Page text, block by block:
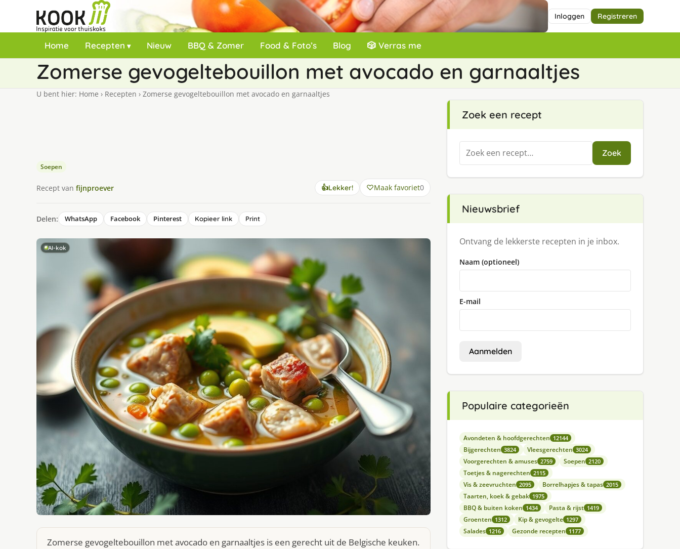
Inloggen Registreren
Home Recepten Nieuw BBQ & Zomer Food & Foto’s Blog 🎲 Verras me
Zomerse gevogeltebouillon met avocado en garnaaltjes
U bent hier: Home › Recepten › Zomerse gevogeltebouillon met avocado en garnaaltjes
Soepen
Recept van fijnproever 👍Lekker! Maak favoriet0
Delen: WhatsApp Facebook Pinterest Kopieer link Print
AI-kok
Zomerse gevogeltebouillon met avocado en garnaaltjes is een gerecht uit de Belgische keuken.
Zoek een recept
Zoeken
naar:
Zoek
Nieuwsbrief
Ontvang de lekkerste recepten in je inbox.
Naam (optioneel)
E-mail
Aanmelden
Populaire categorieën
Avondeten & hoofdgerechten 12144
Bijgerechten 3824 Vleesgerechten 3024
Voorgerechten & amuses 2759 Soepen 2120
Toetjes & nagerechten 2115
Vis & zeevruchten 2095 Borrelhapjes & tapas 2015
Taarten, koek & gebak 1975
BBQ & buiten koken 1434 Pasta & rijst 1419
Groenten 1312 Kip & gevogelte 1297
Salades 1216 Gezonde recepten 1177